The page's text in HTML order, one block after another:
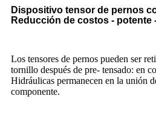
Dispositivo tensor de pernos
Reducción de costos - potente
Los tensores de pernos pueden ser
tornillo después de pre- tensado: en
Hidráulicas permanecen en la unión
componente.